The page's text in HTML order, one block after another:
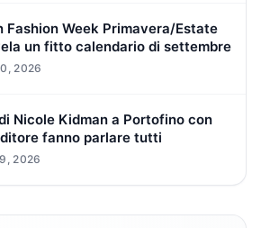
Fashion Week Primavera/Estate
un fitto calendario di settembre
2026
Nicole Kidman a Portofino con
fanno parlare tutti
2026